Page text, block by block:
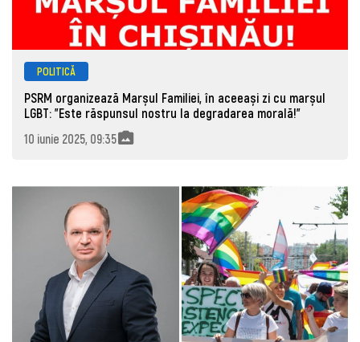
POLITICĂ
PSRM organizează Marșul Familiei, în aceeași zi cu marșul
LGBT: ”Este răspunsul nostru la degradarea morală!”
10 iunie 2025, 09:35